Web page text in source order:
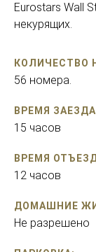
Eurostars Wall
некурящих.
КОЛИЧЕСТВО
56 номера.
ВРЕМЯ
15 часов
ВРЕМЯ
12 часов
ДОМАШНИЕ
Не разрешено